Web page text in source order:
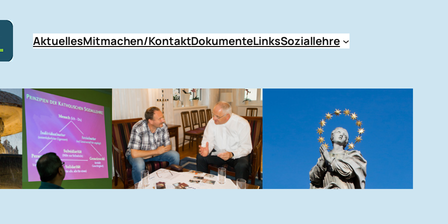
AktuellesMitmachen/KontaktDokumenteLinksSoziallehre